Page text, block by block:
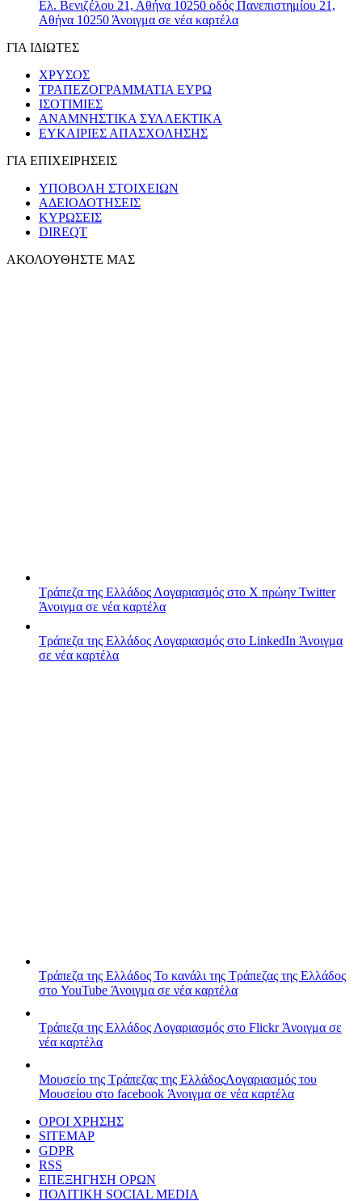
Ελ. Βενιζέλου 21, Αθήνα 10250 οδός Πανεπιστημίου 21,
Αθήνα 10250 Άνοιγμα σε νέα καρτέλα
ΓΙΑ ΙΔΙΩΤΕΣ
ΧΡΥΣΟΣ
ΤΡΑΠΕΖΟΓΡΑΜΜΑΤΙΑ ΕΥΡΩ
ΙΣΟΤΙΜΙΕΣ
ΑΝΑΜΝΗΣΤΙΚΑ ΣΥΛΛΕΚΤΙΚΑ
ΕΥΚΑΙΡΙΕΣ ΑΠΑΣΧΟΛΗΣΗΣ
ΓΙΑ ΕΠΙΧΕΙΡΗΣΕΙΣ
ΥΠΟΒΟΛΗ ΣΤΟΙΧΕΙΩΝ
ΑΔΕΙΟΔΟΤΗΣΕΙΣ
ΚΥΡΩΣΕΙΣ
DIREQT
ΑΚΟΛΟΥΘΗΣΤΕ ΜΑΣ
Τράπεζα της Ελλάδος Λογαριασμός στο X πρώην Twitter
Άνοιγμα σε νέα καρτέλα
Τράπεζα της Ελλάδος Λογαριασμός στο LinkedIn Άνοιγμα
σε νέα καρτέλα
Τράπεζα της Ελλάδος Το κανάλι της Τράπεζας της Ελλάδος
στο YouTube Άνοιγμα σε νέα καρτέλα
Τράπεζα της Ελλάδος Λογαριασμός στο FlickrΆνοιγμα σε
νέα καρτέλα
Μουσείο της Τράπεζας της ΕλλάδοςΛογαριασμός του
Μουσείου στο facebook Άνοιγμα σε νέα καρτέλα
ΟΡΟΙ ΧΡΗΣΗΣ
SITEMAP
GDPR
RSS
ΕΠΕΞΗΓΗΣΗ ΟΡΩΝ
ΠΟΛΙΤΙΚΗ SOCIAL MEDIA